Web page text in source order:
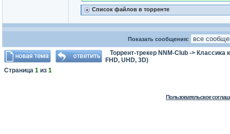
Список файлов в торренте
Показать сообщения:
Торрент-трекер NNM-Club -> Классика
FHD, UHD, 3D)
Страница 1 из 1
Пользовательское